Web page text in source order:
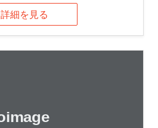
詳細を見る